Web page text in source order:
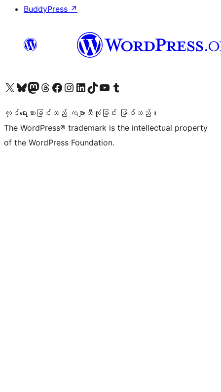
BuddyPress ↗
ကျွန်ုပ်တို့၏ X (ယခင် Twitter) အကောင့်သို့ သွားရောက်ကြည့်ရှုပါကျွန်ုပ်တို့၏ Bluesky အကောင့်သို့ ဝင်ရောက်ကြည့်ရှုရန်
ကျွန်ုပ်တို့၏ Mastodon အကောင့်သို့ သွားရောက်ကြည့်ရှုပါကျွန်ုပ်တို့၏ Threads အကောင့်သို့ ဝင်ရောက်ကြည့်ရှုရန်
ကျွန်ုပ်တို့၏ Facebook စာမျက်နှာသို့ သွားရောက်ကြည့်ရှုပါကျွန်ုပ်တို့၏ Instagram အကောင့်သို့ သွားရောက်ကြည့်ရှုပါ ကျွန်ုပ်တို့၏ LinkedIn အကောင့်သို့ သွားရောက်ကြည့်ရှုပါကျွန်ုပ်တို့၏ TikTok အကောင့်သို့ ဝင်ရောက်ကြည့်ရှုရန်
ကျွန်ုပ်တို့၏ YouTube ချန်နယ်သို့ သွားရောက်ကြည့်ရှုပါ ကျွန်ုပ်တို့၏ Tumblr အကောင့်သို့ ဝင်ရောက်ကြည့်ရှုရန်
ကုဒ်ရေးသားခြင်းသည် ကဗျာသီကုံးခြင်း ဖြစ်သည်။
The WordPress® trademark is the intellectual property
of the WordPress Foundation.